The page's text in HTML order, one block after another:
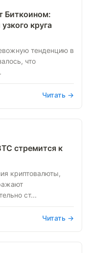
Биткоином:
круга
тенденцию в
что
Читать →
стремится к
криптовалюты,
ст...
Читать →